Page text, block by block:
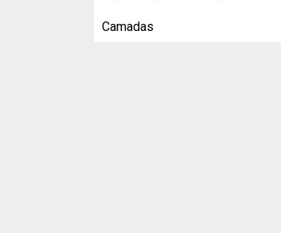
Camadas